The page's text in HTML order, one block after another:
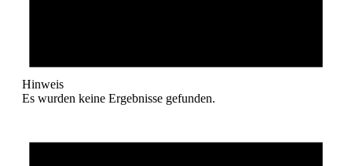
Hinweis
Es wurden keine Ergebnisse gefunden.